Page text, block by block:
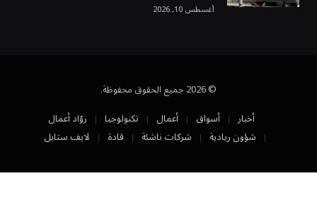
أغسطس 10, 2026
© 2026 جميع الحقوق محفوظة.
أخبار
أسواق أعمال تكنولوجيا
روّاد أعمال
شؤون ريادية
شركات ناشئة قادة لايف ستايل